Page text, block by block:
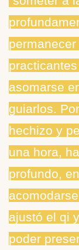
asomarse
guiarlos.
hechizo y
una hora,
profundo,
ajustó el qi
poder